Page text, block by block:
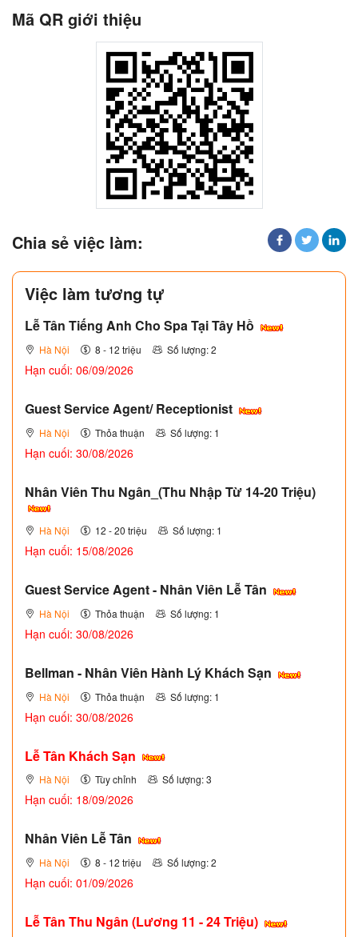
Mã QR giới thiệu
Chia sẻ việc làm:
Việc làm tương tự
Lễ Tân Tiếng Anh Cho Spa Tại Tây Hồ
Hà Nội 8 - 12 triệu Số lượng: 2
Hạn cuối: 06/09/2026
Guest Service Agent/ Receptionist
Hà Nội Thỏa thuận Số lượng: 1
Hạn cuối: 30/08/2026
Nhân Viên Thu Ngân_(Thu Nhập Từ 14-20 Triệu)
Hà Nội 12 - 20 triệu Số lượng: 1
Hạn cuối: 15/08/2026
Guest Service Agent - Nhân Viên Lễ Tân
Hà Nội Thỏa thuận Số lượng: 1
Hạn cuối: 30/08/2026
Bellman - Nhân Viên Hành Lý Khách Sạn
Hà Nội Thỏa thuận Số lượng: 1
Hạn cuối: 30/08/2026
Lễ Tân Khách Sạn
Hà Nội Tùy chỉnh Số lượng: 3
Hạn cuối: 18/09/2026
Nhân Viên Lễ Tân
Hà Nội 8 - 12 triệu Số lượng: 2
Hạn cuối: 01/09/2026
Lễ Tân Thu Ngân (Lương 11 - 24 Triệu)